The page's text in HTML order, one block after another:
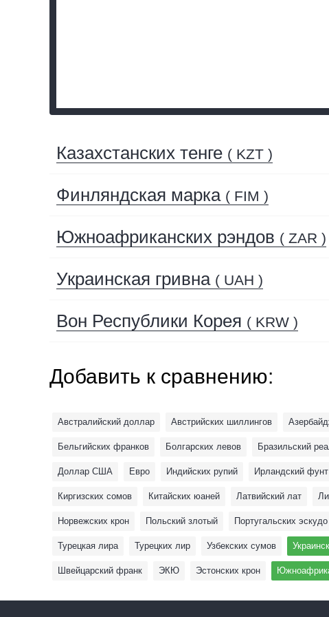
Казахстанских тенге ( KZT )
Финляндская марка ( FIM )
Южноафриканских рэндов ( ZAR )
Украинская гривна ( UAH )
Вон Республики Корея ( KRW )
Добавить к сравнению:
Австралийский доллар Австрийских шиллингов
Бельгийских франков Болгарских левов Бразильский
Доллар США Евро Индийских рупий Ирландский фунт
Киргизских сомов Китайских юаней Латвийский лат
Норвежских крон Польский злотый Португальских эскудо
Турецкая лира Турецких лир Узбекских сумов
Швейцарский франк ЭКЮ Эстонских крон